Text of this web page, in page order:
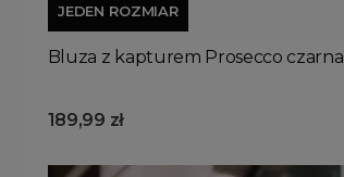
JEDEN ROZMIAR
Bluza z kapturem Prosecco czarna
189,99 zł